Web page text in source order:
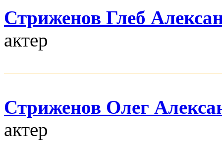
Стриженов Глеб
актер
Стриженов Олег
актер